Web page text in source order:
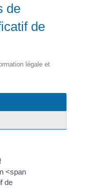
de
de
légale et
<span
de